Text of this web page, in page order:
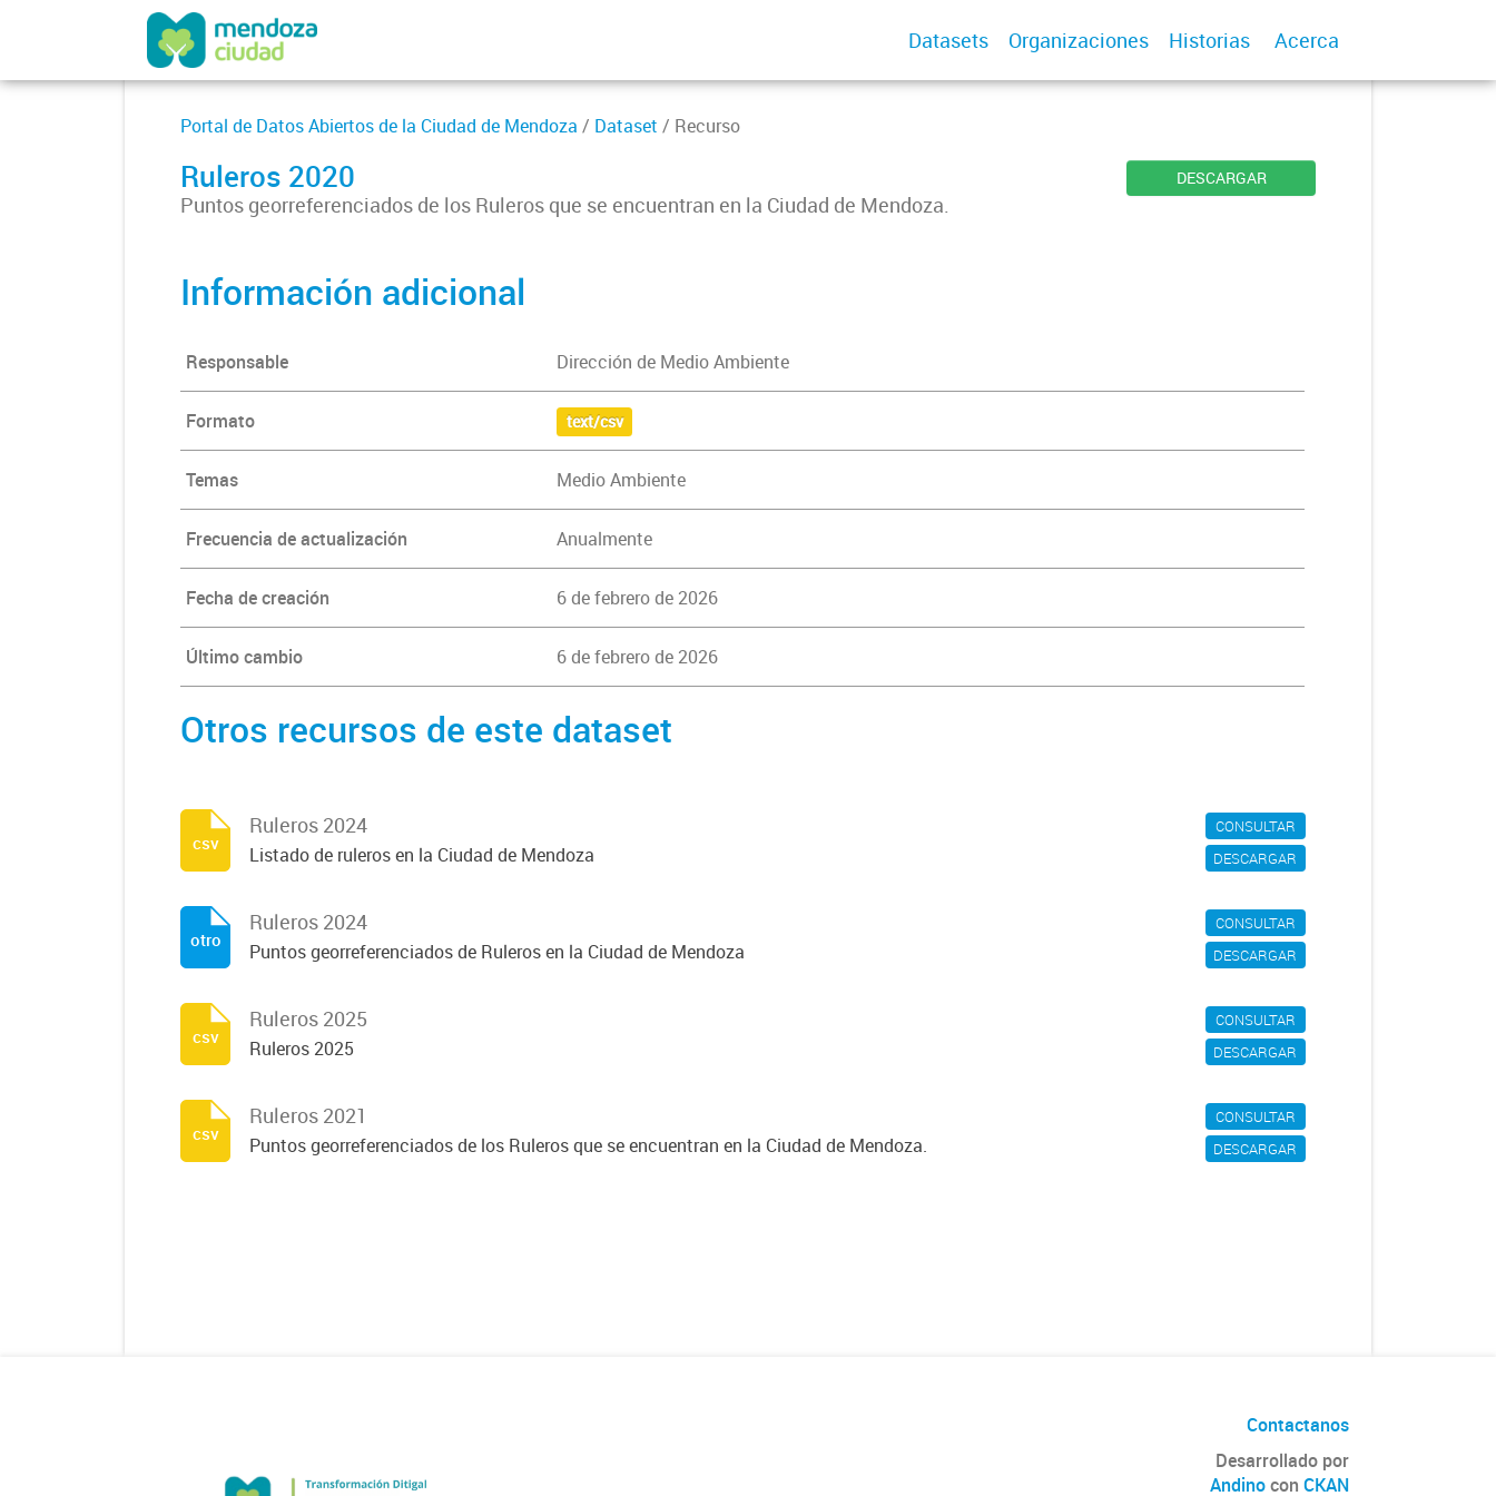
Datasets Organizaciones Historias Acerca
Portal de Datos Abiertos de la Ciudad de Mendoza / Dataset / Recurso
Ruleros 2020
Puntos georreferenciados de los Ruleros que se encuentran en la Ciudad de Mendoza.
DESCARGAR
Información adicional
Responsable Dirección de Medio Ambiente
Formato text/csv
Temas Medio Ambiente
Frecuencia de actualización Anualmente
Fecha de creación 6 de febrero de 2026
Último cambio 6 de febrero de 2026
Otros recursos de este dataset
CONSULTAR
DESCARGAR
Ruleros 2024
Listado de ruleros en la Ciudad de Mendoza
csv
CONSULTAR
DESCARGAR
Ruleros 2024
Puntos georreferenciados de Ruleros en la Ciudad de Mendoza
otro
CONSULTAR
DESCARGAR
Ruleros 2025
Ruleros 2025
csv
CONSULTAR
DESCARGAR
Ruleros 2021
Puntos georreferenciados de los Ruleros que se encuentran en la Ciudad de Mendoza.
csv
Contactanos
Desarrollado por
Andinocon CKAN